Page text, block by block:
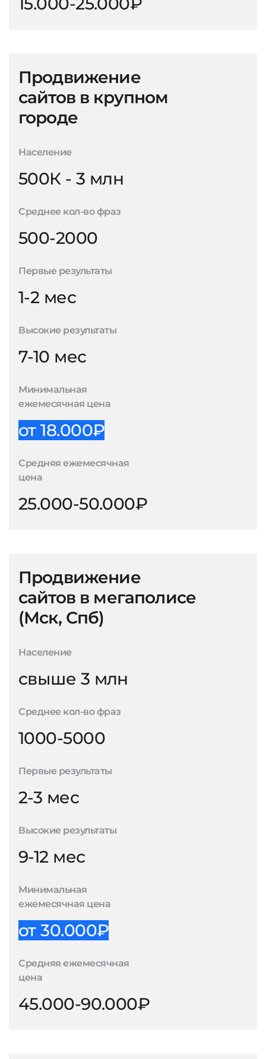
Продвижение
сайтов в крупном
городе
Население
500К - 3 млн
Среднее кол-во фраз
500-2000
Первые результаты
1-2 мес
Высокие результаты
7-10 мес
Минимальная
ежемесячная цена
от 18.000₽
Средняя ежемесячная
цена
25.000-50.000₽
Продвижение
сайтов в мегаполисе
(Мск, Спб)
Население
свыше 3 млн
Среднее кол-во фраз
1000-5000
Первые результаты
2-3 мес
Высокие результаты
9-12 мес
Минимальная
ежемесячная цена
от 30.000₽
Средняя ежемесячная
цена
45.000-90.000₽